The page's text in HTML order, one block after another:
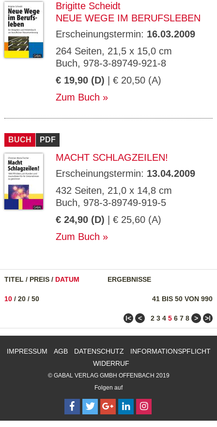
Brigitte Scheidt
NEUE WEGE IM BERUFSLEBEN
Erscheinungstermin: 16.03.2009
264 Seiten, 21,5 x 15,0 cm
Buch, 978-3-89749-921-8
€ 19,90 (D) | € 20,50 (A)
Zum Buch
BUCH PDF
MACHT SCHLAGZEILEN!
Erscheinungstermin: 13.04.2009
432 Seiten, 21,0 x 14,8 cm
Buch, 978-3-89749-919-5
€ 24,90 (D) | € 25,60 (A)
Zum Buch
TITEL / PREIS / DATUM ERGEBNISSE
41 BIS 50 VON 990
10 / 20 / 50
ǀ< < 2 3 4 5 6 7 8 > >ǀ
IMPRESSUM AGB DATENSCHUTZ
INFORMATIONSPFLICHT
WIDERRUF
© GABAL VERLAG GMBH OFFENBACH 2019
Folgen auf